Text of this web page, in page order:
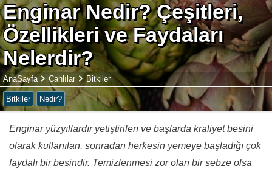
Enginar Nedir? Çeşitleri,
Özellikleri ve Faydaları
Nelerdir?
AnaSayfa Canlılar Bitkiler
Bitkiler Nedir?
Enginar yüzyıllardır yetiştirilen ve başlarda kraliyet besini
olarak kullanılan, sonradan herkesin yemeye başladığı çok
faydalı bir besindir. Temizlenmesi zor olan bir sebze olsa